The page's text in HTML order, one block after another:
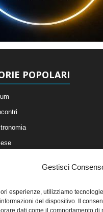
Gestisci
esperienze, utilizziamo
del dispositivo. Il
dati come il comportamento
POPOLARI
On-Line
Redazione